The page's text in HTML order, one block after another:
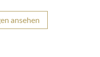
ansehen